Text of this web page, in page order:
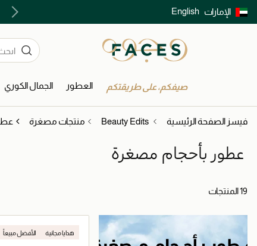
الإمارات English
توصيل سريع على جميع الطلبات ما فوق 299 درهم
صيفكم، على طريقتكم العطور الجمال الكوري
فيسز الصفحة الرئيسية Beauty Edits منتجات مصغرة
عطور بأحجام مصغرة
19 المنتجات
هدايا مجانية الأفضل مبيعاً